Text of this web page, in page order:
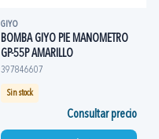
GIYO
BOMBA GIYO PIE MANOMETRO
GP-55P AMARILLO
397846607
Sin stock
Consultar precio